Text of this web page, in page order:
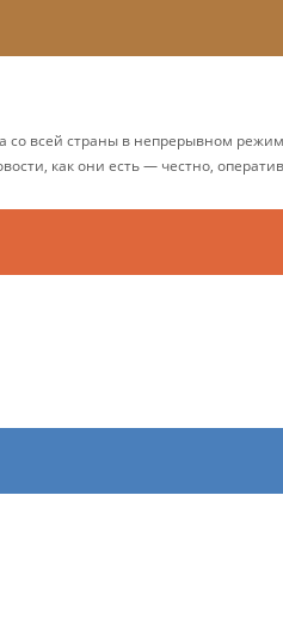
со всей страны в непрерывном
как они есть — честно,